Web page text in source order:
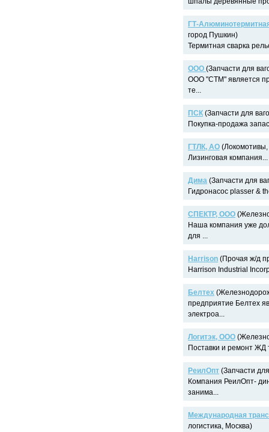
ГТ-
город Пушкин)
Термитная сварка
ООО (Запчасти для
ООО "СТМ" является
те...
ПСК (Запчасти для
Покупка-продажа
ГТЛК, АО
Лизинговая компания...
Дима (Запчасти для
Гидронасос plasser &
СПЕКТР, ООО
Наша компания уже
для ...
Harrison (Прочая ж/д
Harrison Industrial
Белтех
предприятие Белтех
электроа...
Логитэк, ООО
Поставки и ремонт ЖД
РеилОпт (Запчасти
Компания РеилОпт-
занима...
Международная
логистика, Москва)